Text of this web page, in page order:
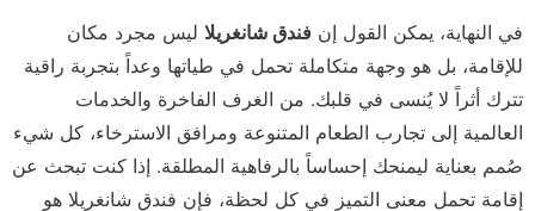
في النهاية، يمكن القول إن فندق شانغريلا ليس مجرد مكان
للإقامة، بل هو وجهة متكاملة تحمل في طياتها وعداً بتجربة راقية
تترك أثراً لا يُنسى في قلبك. من الغرف الفاخرة والخدمات
العالمية إلى تجارب الطعام المتنوعة ومرافق الاسترخاء، كل شيء
صُمم بعناية ليمنحك إحساساً بالرفاهية المطلقة. إذا كنت تبحث عن
إقامة تحمل معنى التميز في كل لحظة، فإن فندق شانغريلا هو